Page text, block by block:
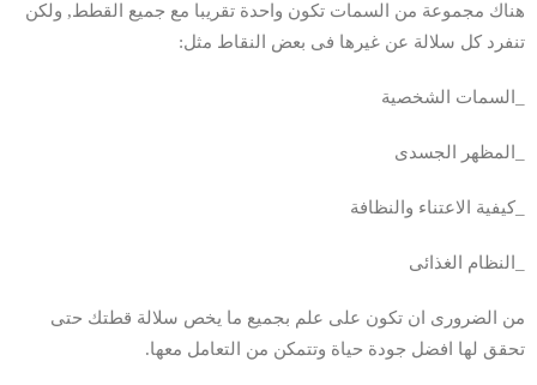
هناك مجموعة من السمات تكون واحدة تقريبا مع جميع القطط, ولكن
تنفرد كل سلالة عن غيرها فى بعض النقاط مثل:
_السمات الشخصية
_المظهر الجسدى
_كيفية الاعتناء والنظافة
_النظام الغذائى
من الضرورى ان تكون على علم بجميع ما يخص سلالة قطتك حتى
تحقق لها افضل جودة حياة وتتمكن من التعامل معها.